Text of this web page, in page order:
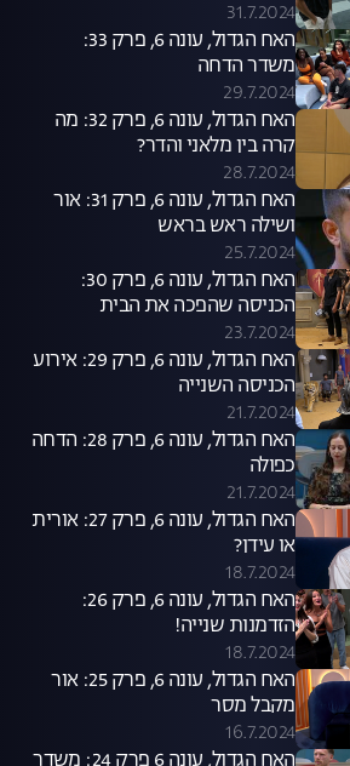
31.7.2024
האח הגדול, עונה 6, פרק 33:
משדר הדחה
29.7.2024
האח הגדול, עונה 6, פרק 32: מה
קרה בין מלאני והדר?
28.7.2024
האח הגדול, עונה 6, פרק 31: אור
ושילה ראש בראש
25.7.2024
האח הגדול, עונה 6, פרק 30:
הכניסה שהפכה את הבית
23.7.2024
האח הגדול, עונה 6, פרק 29: אירוע
הכניסה השנייה
21.7.2024
האח הגדול, עונה 6, פרק 28: הדחה
כפולה
21.7.2024
האח הגדול, עונה 6, פרק 27: אורית
או עידן?
18.7.2024
האח הגדול, עונה 6, פרק 26:
הזדמנות שנייה!
18.7.2024
האח הגדול, עונה 6, פרק 25: אור
מקבל מסר
16.7.2024